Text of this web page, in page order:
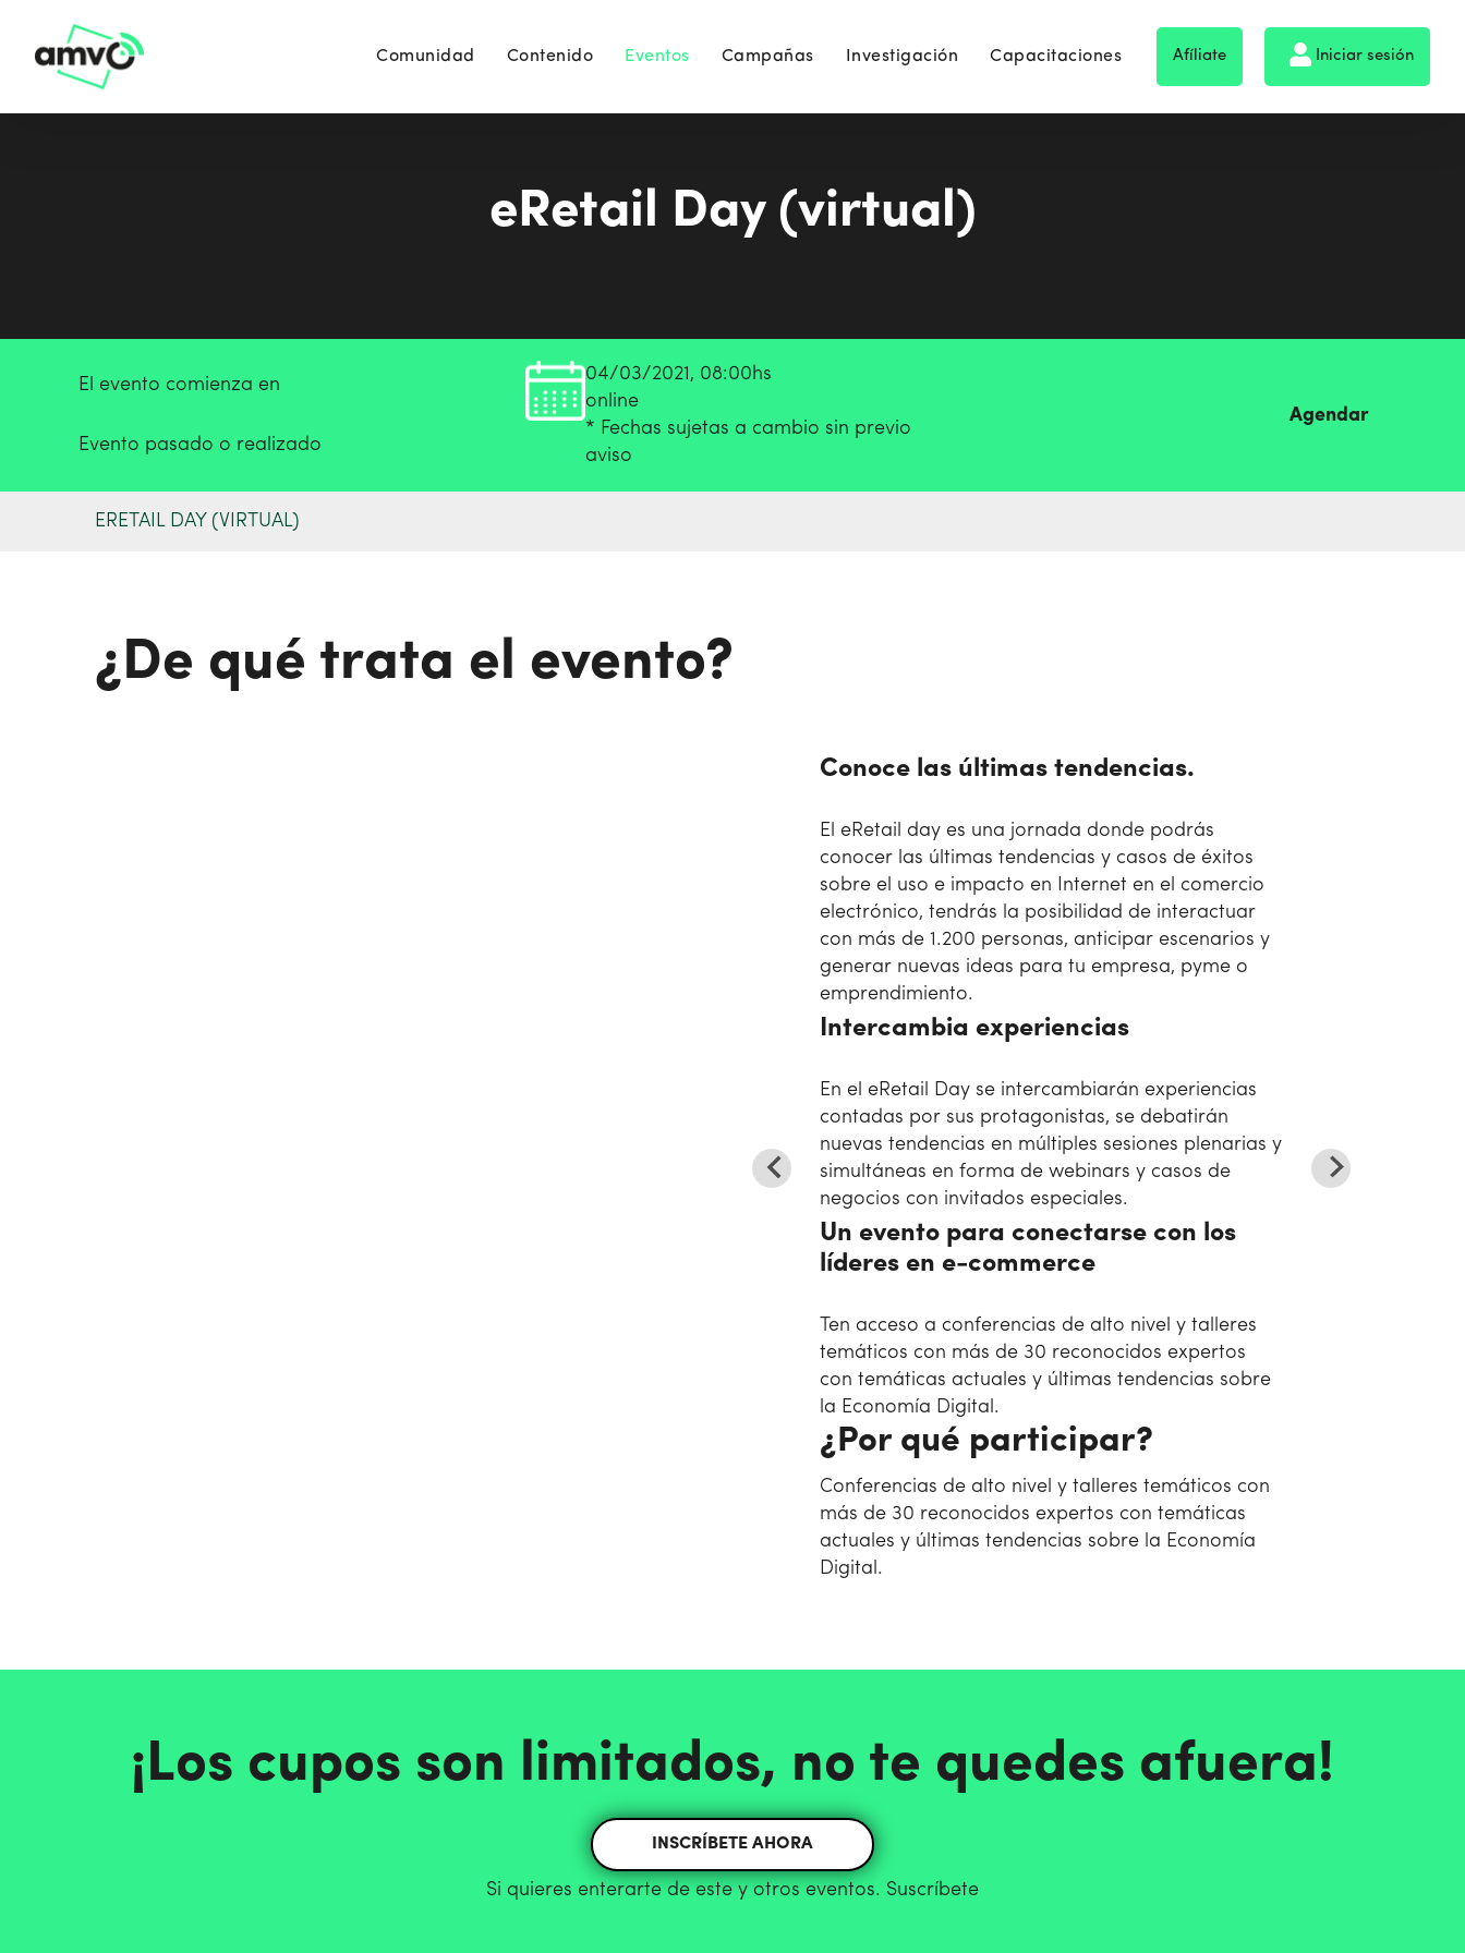
Comunidad Contenido Eventos Campañas Investigación Capacitaciones Afíliate Iniciar sesión
eRetail Day (virtual)
El evento comienza en
Evento pasado o realizado
04/03/2021, 08:00hs
online
* Fechas sujetas a cambio sin previo
aviso
Agendar
ERETAIL DAY (VIRTUAL)
¿De qué trata el evento?
Conoce las últimas tendencias.
El eRetail day es una jornada donde podrás
conocer las últimas tendencias y casos de éxitos
sobre el uso e impacto en Internet en el comercio
electrónico, tendrás la posibilidad de interactuar
con más de 1.200 personas, anticipar escenarios y
generar nuevas ideas para tu empresa, pyme o
emprendimiento.
Intercambia experiencias
En el eRetail Day se intercambiarán experiencias
contadas por sus protagonistas, se debatirán
nuevas tendencias en múltiples sesiones plenarias y
simultáneas en forma de webinars y casos de
negocios con invitados especiales.
Un evento para conectarse con los
líderes en e-commerce
Ten acceso a conferencias de alto nivel y talleres
temáticos con más de 30 reconocidos expertos
con temáticas actuales y últimas tendencias sobre
la Economía Digital.
¿Por qué participar?
Conferencias de alto nivel y talleres temáticos con
más de 30 reconocidos expertos con temáticas
actuales y últimas tendencias sobre la Economía
Digital.
¡Los cupos son limitados, no te quedes afuera!
INSCRÍBETE AHORA
Si quieres enterarte de este y otros eventos. Suscríbete